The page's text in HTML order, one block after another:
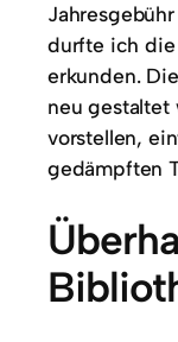
durfte ich die
erkunden.
neu gestaltet
vorstellen,
gedämpften